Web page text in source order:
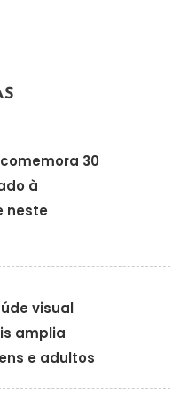
comemora 30
à
neste
visual
amplia
e adultos